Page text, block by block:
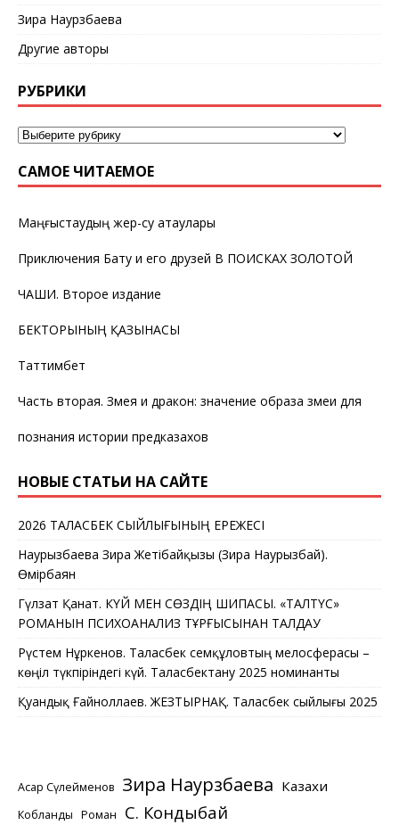
Зира Наурзбаева
Другие авторы
РУБРИКИ
САМОЕ ЧИТАЕМОЕ
Маңғыстаудың жер-су атаулары
Приключения Бату и его друзей В ПОИСКАХ ЗОЛОТОЙ
ЧАШИ. Второе издание
БЕКТОРЫНЫҢ ҚАЗЫНАСЫ
Таттимбет
Часть вторая. Змея и дракон: значение образа змеи для
познания истории предказахов
НОВЫЕ СТАТЬИ НА САЙТЕ
2026 ТАЛАСБЕК СЫЙЛЫҒЫНЫҢ ЕРЕЖЕСІ
Наурызбаева Зира Жетібайқызы (Зира Наурызбай).
Өмірбаян
Гүлзат Қанат. КҮЙ МЕН СӨЗДІҢ ШИПАСЫ. «ТАЛТҮС»
РОМАНЫН ПСИХОАНАЛИЗ ТҰРҒЫСЫНАН ТАЛДАУ
Рүстем Нұркенов. Таласбек Әсемқұловтың мелосферасы –
көңіл түкпіріндегі күй. Таласбектану 2025 номинанты
Қуандық Ғайноллаев. ЖЕЗТЫРНАҚ. Таласбек сыйлығы 2025
Асқар Сүлейменов Зира Наурзбаева Казахи
Кобланды Роман С. Кондыбай